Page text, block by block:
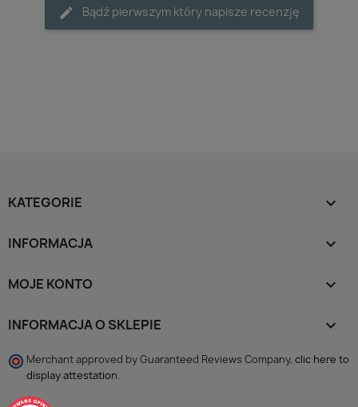
Bądź pierwszym który napisze recenzję
KATEGORIE 
INFORMACJA 
MOJE KONTO 
INFORMACJA O SKLEPIE keyboard_arrow_down
Merchant approved by Guaranteed Reviews Company, clic here to
display attestation.